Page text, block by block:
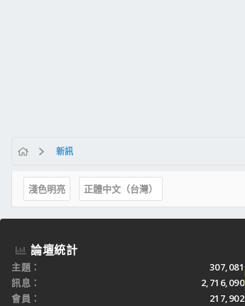
新訊
淺色明亮 正體中文（台灣）
論壇統計
主題
307,081
訊息
2,716,090
會員
217,902